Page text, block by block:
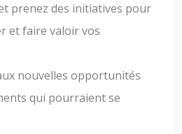
prenez des initiatives pour
et faire valoir vos
nouvelles opportunités
qui pourraient se